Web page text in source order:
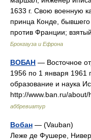
1633 г. Свою военную
принца Конде,
против Франции;
Брокгауза и Ефрона
ВОБАН — Восточное
1956 по 1 января
образование и наука
http://www.ban.ru/
аббревиатур
Вобан — (Vauban)
Леже де Фушере,